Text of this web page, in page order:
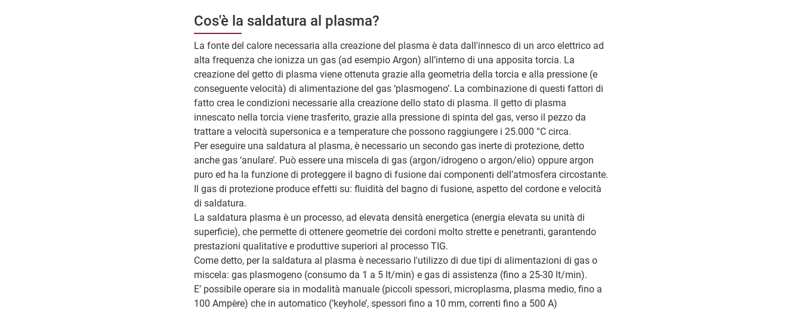
Cos'è la saldatura al plasma?
La fonte del calore necessaria alla creazione del plasma è data dall'innesco di un arco elettrico ad
alta frequenza che ionizza un gas (ad esempio Argon) all’interno di una apposita torcia. La
creazione del getto di plasma viene ottenuta grazie alla geometria della torcia e alla pressione (e
conseguente velocità) di alimentazione del gas ‘plasmogeno’. La combinazione di questi fattori di
fatto crea le condizioni necessarie alla creazione dello stato di plasma. Il getto di plasma
innescato nella torcia viene trasferito, grazie alla pressione di spinta del gas, verso il pezzo da
trattare a velocità supersonica e a temperature che possono raggiungere i 25.000 °C circa.
Per eseguire una saldatura al plasma, è necessario un secondo gas inerte di protezione, detto
anche gas ‘anulare’. Può essere una miscela di gas (argon/idrogeno o argon/elio) oppure argon
puro ed ha la funzione di proteggere il bagno di fusione dai componenti dell’atmosfera circostante.
Il gas di protezione produce effetti su: fluidità del bagno di fusione, aspetto del cordone e velocità
di saldatura.
La saldatura plasma è un processo, ad elevata densità energetica (energia elevata su unità di
superficie), che permette di ottenere geometrie dei cordoni molto strette e penetranti, garantendo
prestazioni qualitative e produttive superiori al processo TIG.
Come detto, per la saldatura al plasma è necessario l'utilizzo di due tipi di alimentazioni di gas o
miscela: gas plasmogeno (consumo da 1 a 5 lt/min) e gas di assistenza (fino a 25-30 lt/min).
E’ possibile operare sia in modalità manuale (piccoli spessori, microplasma, plasma medio, fino a
100 Ampère) che in automatico (‘keyhole’, spessori fino a 10 mm, correnti fino a 500 A)